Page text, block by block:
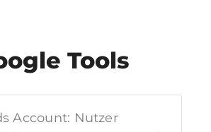
Tools
Account: Nutzer